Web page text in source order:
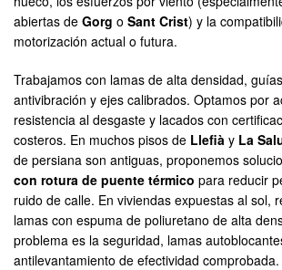
abiertas de Gorg o Sant Crist) y la
motorización actual o futura.
Trabajamos con lamas de alta densidad,
antivibración y ejes calibrados. Optamos por
resistencia al desgaste y lacados con
costeros. En muchos pisos de Llefià y La
de persiana son antiguas, proponemos
con rotura de puente térmico para reducir
ruido de calle. En viviendas expuestas al sol,
lamas con espuma de poliuretano de alta
problema es la seguridad, lamas
antilevantamiento de efectividad comprobada.